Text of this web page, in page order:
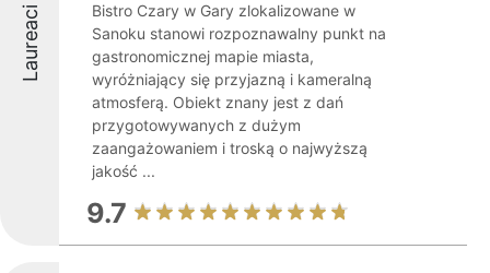
Laureaci
Bistro Czary w Gary zlokalizowane w
Sanoku stanowi rozpoznawalny punkt na
gastronomicznej mapie miasta,
wyróżniający się przyjazną i kameralną
atmosferą. Obiekt znany jest z dań
przygotowywanych z dużym
zaangażowaniem i troską o najwyższą
jakość ...
9.7